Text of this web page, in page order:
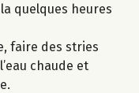
quelques heures
faire des stries
chaude et